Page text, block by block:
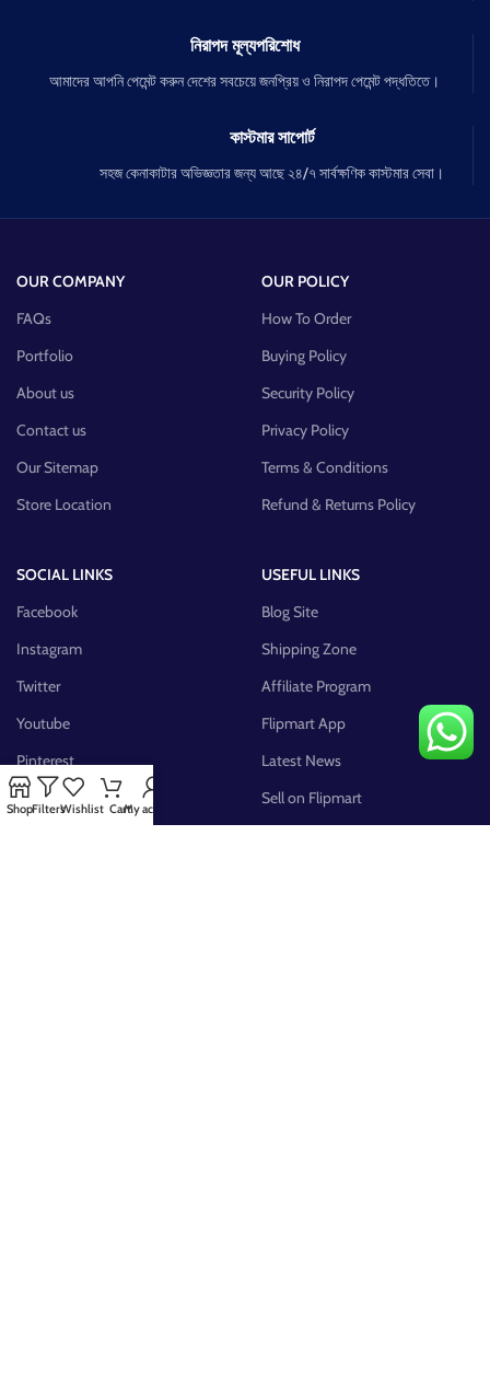
নিরাপদ মূল্যপরিশোধ
আমাদের আপনি পেমেন্ট করুন দেশের সবচেয়ে জনপ্রিয় ও নিরাপদ পেমেন্ট পদ্ধতিতে।
কাস্টমার সাপোর্ট
সহজ কেনাকাটার অভিজ্ঞতার জন্য আছে ২৪/৭ সার্বক্ষণিক কাস্টমার সেবা।
OUR COMPANY
FAQs
Portfolio
About us
Contact us
Our Sitemap
Store Location
OUR POLICY
How To Order
Buying Policy
Security Policy
Privacy Policy
Terms & Conditions
Refund & Returns Policy
SOCIAL LINKS
Facebook
Instagram
Twitter
Youtube
Pinterest
FB Group
USEFUL LINKS
Blog Site
Shipping Zone
Affiliate Program
Flipmart App
Latest News
Sell on Flipmart
ShopFiltersWishlist CartMy account